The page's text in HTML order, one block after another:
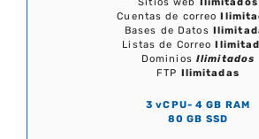
Cuentas de correo
Bases de Datos
Listas de Correo
Dominios Ilimitados
FTP Ilimitadas
3 vCPU- 4 GB RAM
80 GB SSD